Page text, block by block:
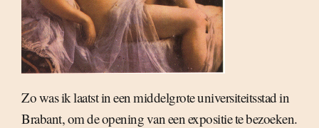
Zo was ik laatst in een middelgrote universiteitsstad in
Brabant, om de opening van een expositie te bezoeken.